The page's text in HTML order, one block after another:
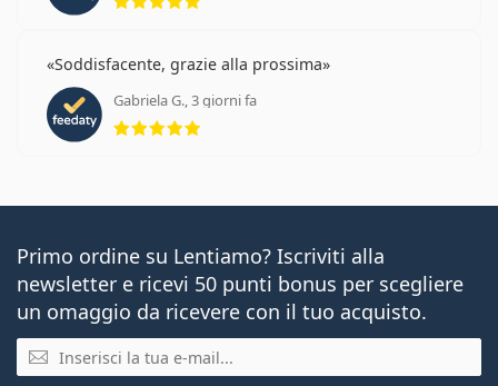
Soddisfacente, grazie alla prossima
Gabriela G., 3 giorni fa
valutazione 5 di 5
Primo ordine su Lentiamo? Iscriviti alla
newsletter e ricevi 50 punti bonus per scegliere
un omaggio da ricevere con il tuo acquisto.
E-mail